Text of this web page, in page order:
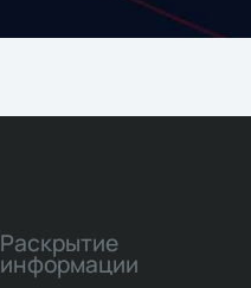
Раскрытие
информации